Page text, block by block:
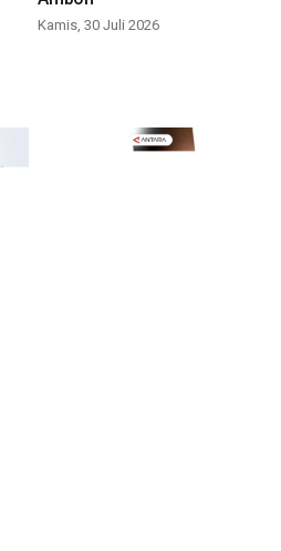
Kamis, 30 Juli 2026